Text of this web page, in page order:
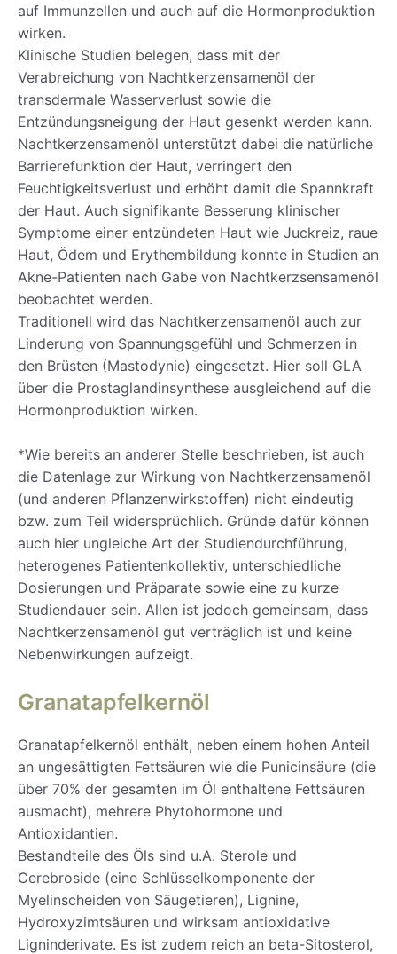
auf Immunzellen und auch auf die Hormonproduktion
wirken.
Klinische Studien belegen, dass mit der
Verabreichung von Nachtkerzensamenöl der
transdermale Wasserverlust sowie die
Entzündungsneigung der Haut gesenkt werden kann.
Nachtkerzensamenöl unterstützt dabei die natürliche
Barrierefunktion der Haut, verringert den
Feuchtigkeitsverlust und erhöht damit die Spannkraft
der Haut. Auch signifikante Besserung klinischer
Symptome einer entzündeten Haut wie Juckreiz, raue
Haut, Ödem und Erythembildung konnte in Studien an
Akne-Patienten nach Gabe von Nachtkerzsensamenöl
beobachtet werden.
Traditionell wird das Nachtkerzensamenöl auch zur
Linderung von Spannungsgefühl und Schmerzen in
den Brüsten (Mastodynie) eingesetzt. Hier soll GLA
über die Prostaglandinsynthese ausgleichend auf die
Hormonproduktion wirken.
*Wie bereits an anderer Stelle beschrieben, ist auch
die Datenlage zur Wirkung von Nachtkerzensamenöl
(und anderen Pflanzenwirkstoffen) nicht eindeutig
bzw. zum Teil widersprüchlich. Gründe dafür können
auch hier ungleiche Art der Studiendurchführung,
heterogenes Patientenkollektiv, unterschiedliche
Dosierungen und Präparate sowie eine zu kurze
Studiendauer sein. Allen ist jedoch gemeinsam, dass
Nachtkerzensamenöl gut verträglich ist und keine
Nebenwirkungen aufzeigt.
Granatapfelkernöl
Granatapfelkernöl enthält, neben einem hohen Anteil
an ungesättigten Fettsäuren wie die Punicinsäure (die
über 70% der gesamten im Öl enthaltene Fettsäuren
ausmacht), mehrere Phytohormone und
Antioxidantien.
Bestandteile des Öls sind u.A. Sterole und
Cerebroside (eine Schlüsselkomponente der
Myelinscheiden von Säugetieren), Lignine,
Hydroxyzimtsäuren und wirksam antioxidative
Ligninderivate. Es ist zudem reich an beta-Sitosterol,